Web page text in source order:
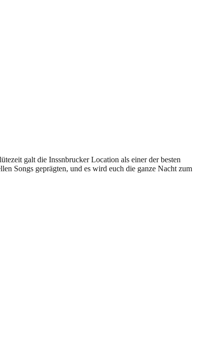
galt die Inssnbrucker Location als einer der besten
Songs geprägten, und es wird euch die ganze Nacht zum